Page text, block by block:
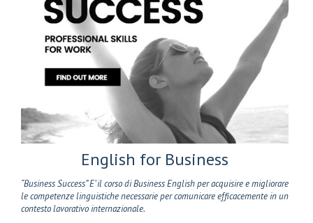
English for Business
“Business Success” E’ il corso di Business English per acquisire e migliorare
le competenze linguistiche necessarie per comunicare efficacemente in un
contesto lavorativo internazionale.